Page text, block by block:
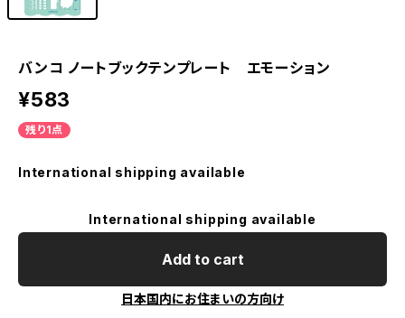
バンコ ノートブックテンプレート エモーション
¥583
残り1点
International shipping available
International shipping available
Add to cart
日本国内にお住まいの方向け